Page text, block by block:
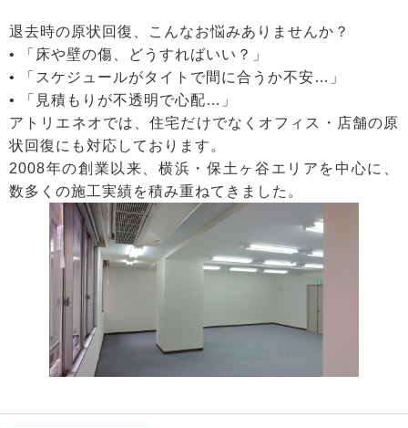
退去時の原状回復、こんなお悩みありませんか？
• 「床や壁の傷、どうすればいい？」
• 「スケジュールがタイトで間に合うか不安…」
• 「見積もりが不透明で心配…」
アトリエネオでは、住宅だけでなくオフィス・店舗の原
状回復にも対応しております。
2008年の創業以来、横浜・保土ヶ谷エリアを中心に、
数多くの施工実績を積み重ねてきました。